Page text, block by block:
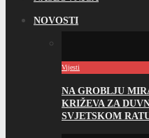
NOVOSTI
Vijesti
NA GROBLJU
KRIŽEVA ZA
SVJETSKOM